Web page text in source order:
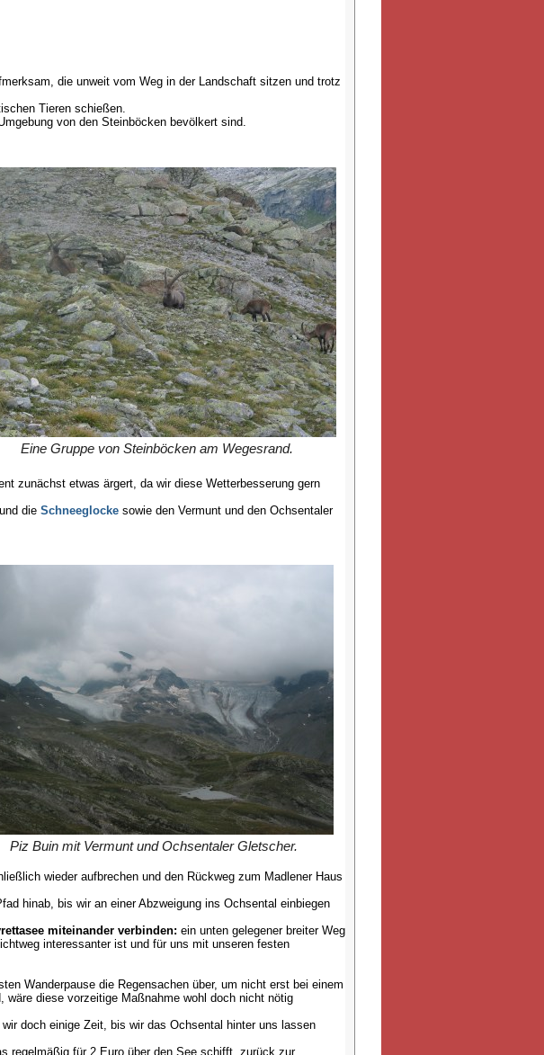
die unweit vom Weg in der Landschaft sitzen und trotz
Tieren schießen.
von den Steinböcken bevölkert sind.
Eine Gruppe von Steinböcken am Wegesrand.
zunächst etwas ärgert, da wir diese Wetterbesserung gern
und die Schneeglocke sowie den Vermunt und den Ochsentaler
Piz Buin mit Vermunt und Ochsentaler Gletscher.
wieder aufbrechen und den Rückweg zum Madlener Haus
hinab, bis wir an einer Abzweigung ins Ochsental einbiegen
miteinander verbinden: ein unten gelegener breiter Weg
interessanter ist und für uns mit unseren festen
Wanderpause die Regensachen über, um nicht erst bei einem
diese vorzeitige Maßnahme wohl doch nicht nötig
doch einige Zeit, bis wir das Ochsental hinter uns lassen
regelmäßig für 2 Euro über den See schifft, zurück zur